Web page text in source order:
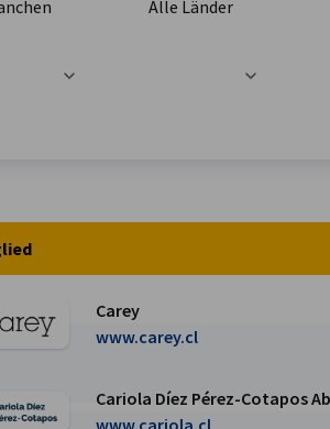
wurden erfolgreich aktualisiert
Alle Länder
Carey Seite
Carey
www.carey.cl
zur Cariola Díez Pérez-Cotapos Abogados
Cariola Díez Pérez-Cotapos
www.cariola.cl